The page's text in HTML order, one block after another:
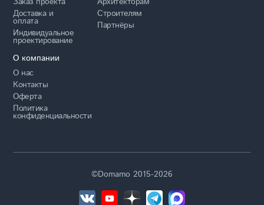
Доставка и
оплата
Индивидуальное
проектирование
Строителям
Партнёры
О компании
О нас
Контакты
Оферта
Политика
конфиденциальности
©Domamo 2015-2026